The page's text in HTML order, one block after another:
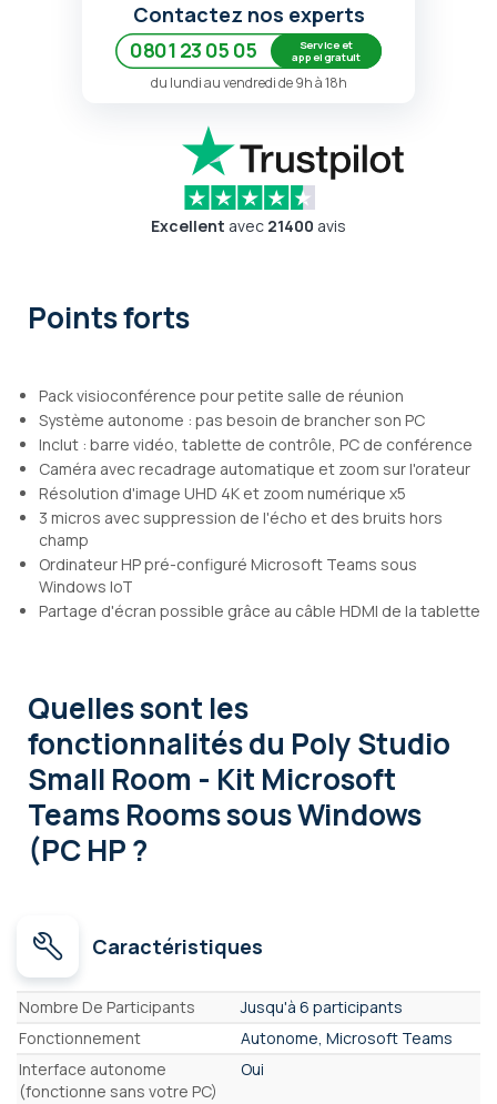
Contactez nos experts
0801 23 05 05
Service et
appel gratuit
du lundi au vendredi de 9h à 18h
Excellent avec 21400 avis
Points forts
Pack visioconférence pour petite salle de réunion
Système autonome : pas besoin de brancher son PC
Inclut : barre vidéo, tablette de contrôle, PC de conférence
Caméra avec recadrage automatique et zoom sur l'orateur
Résolution d'image UHD 4K et zoom numérique x5
3 micros avec suppression de l'écho et des bruits hors
champ
Ordinateur HP pré-configuré Microsoft Teams sous
Windows IoT
Partage d'écran possible grâce au câble HDMI de la tablette
Quelles sont les
fonctionnalitésdu Poly Studio
Small Room - Kit Microsoft
Teams Rooms sous Windows
(PC HP ?
Caractéristiques
Caractéristiques
Nombre De Participants
Jusqu'à 6 participants
Fonctionnement
Autonome, Microsoft Teams
Interface autonome
(fonctionne sans votre PC)
Oui